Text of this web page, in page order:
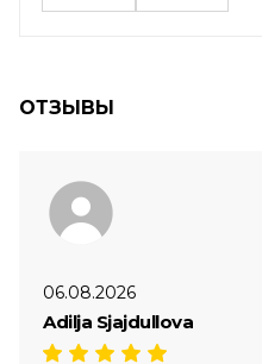
ОТЗЫВЫ
06.08.2026
Adilja Sjajdullova